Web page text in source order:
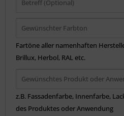
Fartöne aller namenhaften
Brillux, Herbol, RAL etc.
z.B. Fassadenfarbe, Innenfarbe,
des Produktes oder Anwendung